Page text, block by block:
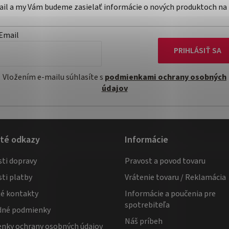
a my Vám budeme zasielať informácie o nových produktoch
Vložením e-mailu súhlasíte s podmienkami ochrany osobných
údajov
PRIHLÁSIŤ SA
odkazy
dopravy
platby
kontakty
podmienky
ochrany osobných údajov
Informácie
Pravost a povod tovaru
Vrátenie tovaru / Reklamácia
Informácie a poučenia pre
spotrebiteľa
Náš príbeh